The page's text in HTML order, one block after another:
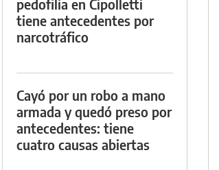
pedofilia en Cipolletti
tiene antecedentes por
narcotráfico
Cayó por un robo a mano
armada y quedó preso por
antecedentes: tiene
cuatro causas abiertas